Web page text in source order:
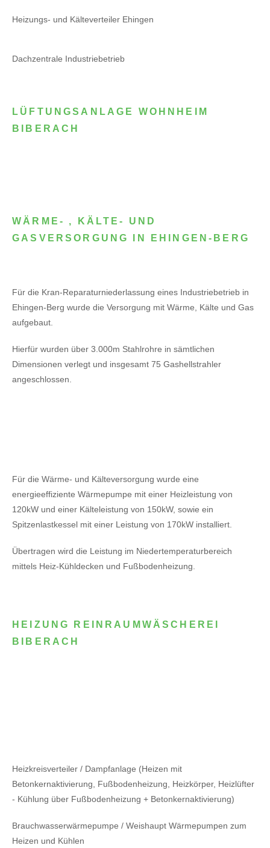
Heizungs- und Kälteverteiler Ehingen
Dachzentrale Industriebetrieb
LÜFTUNGSANLAGE WOHNHEIM
BIBERACH
WÄRME- , KÄLTE- UND
GASVERSORGUNG IN EHINGEN-BERG
Für die Kran-Reparaturniederlassung eines Industriebetrieb in
Ehingen-Berg wurde die Versorgung mit Wärme, Kälte und Gas
aufgebaut.
Hierfür wurden über 3.000m Stahlrohre in sämtlichen
Dimensionen verlegt und insgesamt 75 Gashellstrahler
angeschlossen.
Für die Wärme- und Kälteversorgung wurde eine
energieeffiziente Wärmepumpe mit einer Heizleistung von
120kW und einer Kälteleistung von 150kW, sowie ein
Spitzenlastkessel mit einer Leistung von 170kW installiert.
Übertragen wird die Leistung im Niedertemperaturbereich
mittels Heiz-Kühldecken und Fußbodenheizung.
HEIZUNG REINRAUMWÄSCHEREI
BIBERACH
Heizkreisverteiler / Dampfanlage (Heizen mit
Betonkernaktivierung, Fußbodenheizung, Heizkörper, Heizlüfter
- Kühlung über Fußbodenheizung + Betonkernaktivierung)
Brauchwasserwärmepumpe / Weishaupt Wärmepumpen zum
Heizen und Kühlen